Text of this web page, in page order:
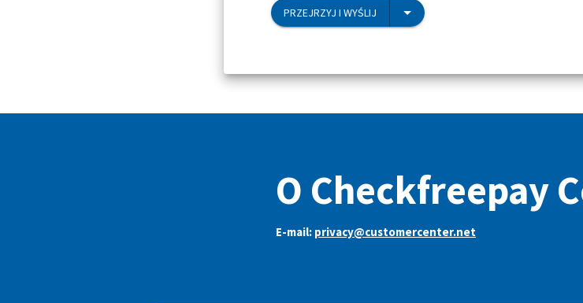
PRZEJRZYJ I WYŚLIJ
O Checkfreepay
E-mail: privacy@customercenter.net